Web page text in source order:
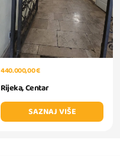
440.000,00 €
Rijeka, Centar
SAZNAJ VIŠE